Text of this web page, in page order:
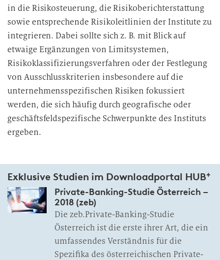
in die Risikosteuerung, die Risikoberichterstattung
sowie entsprechende Risikoleitlinien der Institute zu
integrieren. Dabei sollte sich z. B. mit Blick auf
etwaige Ergänzungen von Limitsystemen,
Risikoklassifizierungsverfahren oder der Festlegung
von Ausschlusskriterien insbesondere auf die
unternehmensspezifischen Risiken fokussiert
werden, die sich häufig durch geografische oder
geschäftsfeldspezifische Schwerpunkte des Instituts
ergeben.
Exklusive Studien im Downloadportal HUB+
Private-Banking-Studie Österreich –
2018 (zeb)
Die zeb.Private-Banking-Studie
Österreich ist die erste ihrer Art, die ein
umfassendes Verständnis für die
Spezifika des österreichischen Private-